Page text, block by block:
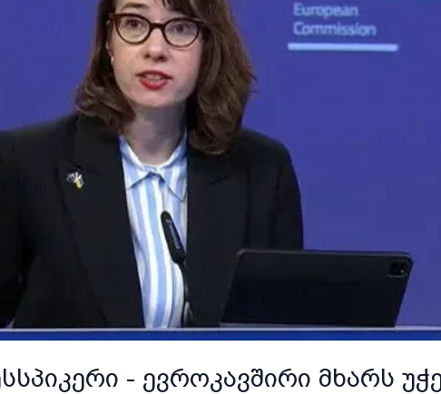
- ევროკავშირი მხარს